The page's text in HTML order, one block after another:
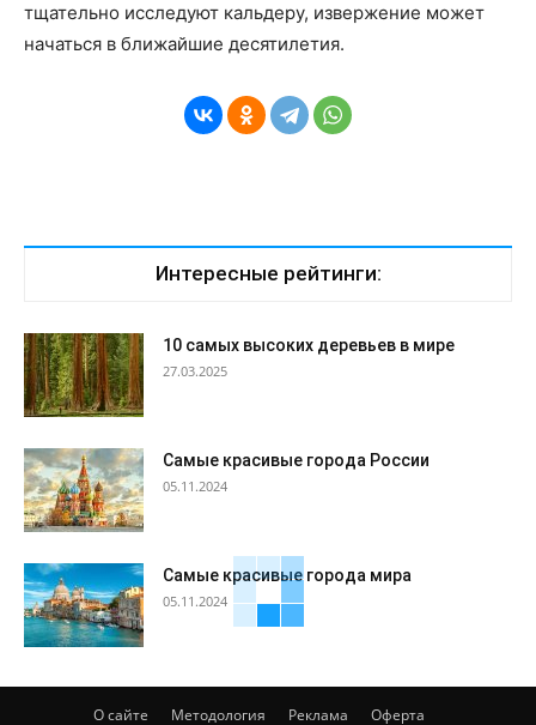
тщательно исследуют кальдеру, извержение может
начаться в ближайшие десятилетия.
Интересные рейтинги:
10 самых высоких деревьев в мире
27.03.2025
Самые красивые города России
05.11.2024
Самые красивые города мира
05.11.2024
О сайте Методология Реклама Оферта